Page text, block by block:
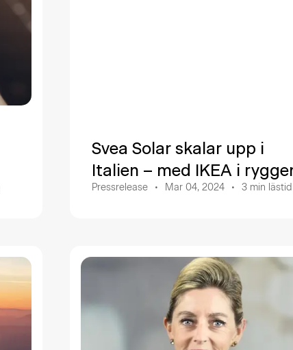
Svea Solar skalar upp i
Italien – med IKEA i
Pressrelease Mar 04, 2024 3 min lästid